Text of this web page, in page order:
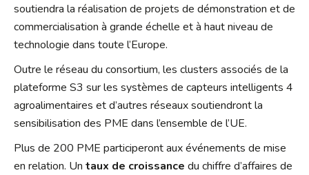
soutiendra la réalisation de projets de démonstration et de
commercialisation à grande échelle et à haut niveau de
technologie dans toute l’Europe.
Outre le réseau du consortium, les clusters associés de la
plateforme S3 sur les systèmes de capteurs intelligents 4
agroalimentaires et d’autres réseaux soutiendront la
sensibilisation des PME dans l’ensemble de l’UE.
Plus de 200 PME participeront aux événements de mise
en relation. Un taux de croissance du chiffre d’affaires de